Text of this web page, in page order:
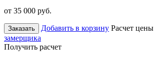
от 35 000 руб.
Заказать Добавить в корзину Расчет цены
замерщика
Получить расчет